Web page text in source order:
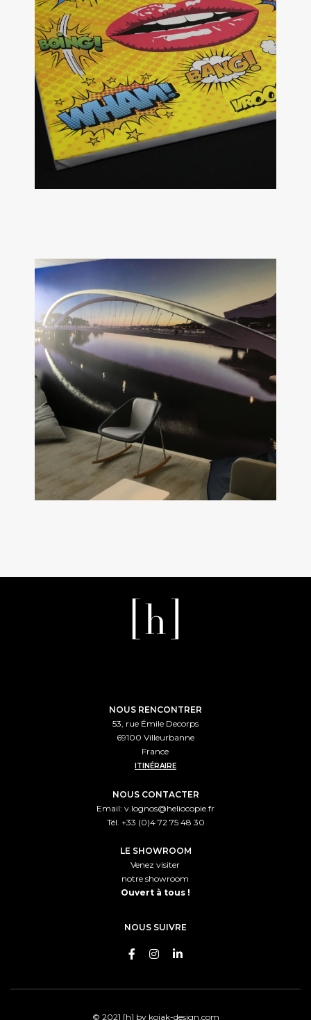
NOUS RENCONTRER
53, rue Émile Decorps
69100 Villeurbanne
France
ITINÉRAIRE
NOUS CONTACTER
Email: v.lognos@heliocopie.fr
Tél. +33 (0)4 72 75 48 30
LE SHOWROOM
Venez visiter
notre showroom
Ouvert à tous !
NOUS SUIVRE
© 2021 [h] by kojak-design.com